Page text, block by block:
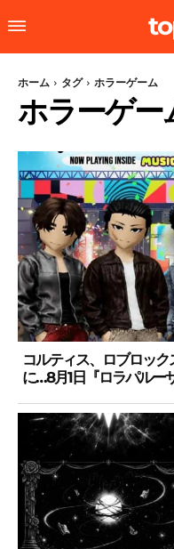
ホーム タグ ホラーゲーム
ホラーゲー
コルティス、ロブロッ
に…8月1日『ロラパルー